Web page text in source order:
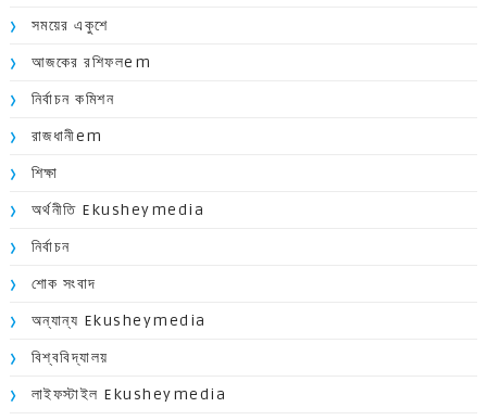
সময়ের একুশে
আজকের রশিফলem
নির্বাচন কমিশন
রাজধানীem
শিক্ষা
অর্থনীতি Ekusheymedia
নির্বাচন
শোক সংবাদ
অন্যান্য Ekusheymedia
বিশ্ববিদ্যালয়
লাইফস্টাইল Ekusheymedia